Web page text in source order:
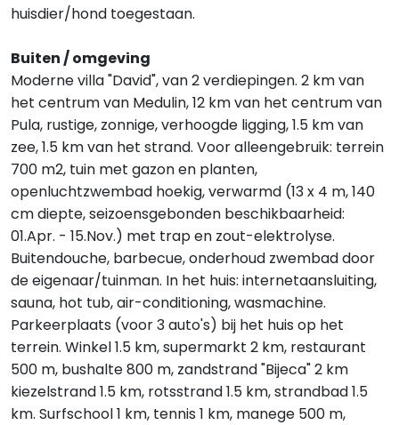
huisdier/hond toegestaan.
Buiten / omgeving
Moderne villa "David", van 2 verdiepingen. 2 km van
het centrum van Medulin, 12 km van het centrum van
Pula, rustige, zonnige, verhoogde ligging, 1.5 km van
zee, 1.5 km van het strand. Voor alleengebruik: terrein
700 m2, tuin met gazon en planten,
openluchtzwembad hoekig, verwarmd (13 x 4 m, 140
cm diepte, seizoensgebonden beschikbaarheid:
01.Apr. - 15.Nov.) met trap en zout-elektrolyse.
Buitendouche, barbecue, onderhoud zwembad door
de eigenaar/tuinman. In het huis: internetaansluiting,
sauna, hot tub, air-conditioning, wasmachine.
Parkeerplaats (voor 3 auto's) bij het huis op het
terrein. Winkel 1.5 km, supermarkt 2 km, restaurant
500 m, bushalte 800 m, zandstrand "Bijeca" 2 km
kiezelstrand 1.5 km, rotsstrand 1.5 km, strandbad 1.5
km. Surfschool 1 km, tennis 1 km, manege 500 m,